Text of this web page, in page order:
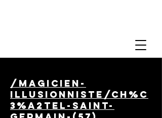
/magicien-
illusionniste/ch%C
3%A2tel-saint-